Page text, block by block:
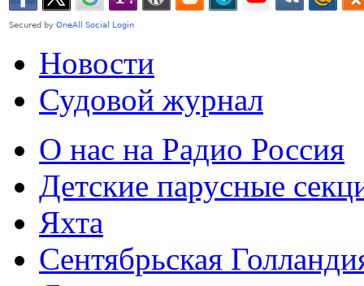
Новости
Судовой журнал
О нас на Радио Россия
Детские парусные
Яхта
Сентябрьская